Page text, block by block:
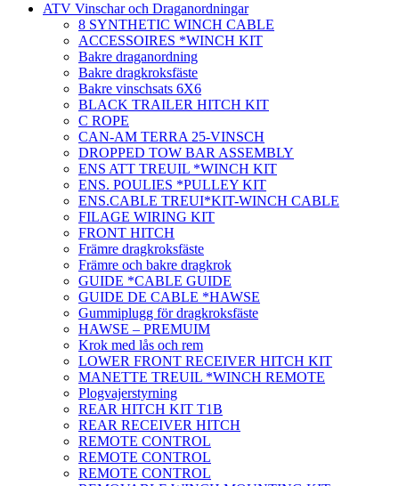
ATV Vinschar och Draganordningar
8 SYNTHETIC WINCH CABLE
ACCESSOIRES *WINCH KIT
Bakre draganordning
Bakre dragkroksfäste
Bakre vinschsats 6X6
BLACK TRAILER HITCH KIT
C ROPE
CAN-AM TERRA 25-VINSCH
DROPPED TOW BAR ASSEMBLY
ENS ATT TREUIL *WINCH KIT
ENS. POULIES *PULLEY KIT
ENS.CABLE TREUI*KIT-WINCH CABLE
FILAGE WIRING KIT
FRONT HITCH
Främre dragkroksfäste
Främre och bakre dragkrok
GUIDE *CABLE GUIDE
GUIDE DE CABLE *HAWSE
Gummiplugg för dragkroksfäste
HAWSE – PREMUIM
Krok med lås och rem
LOWER FRONT RECEIVER HITCH KIT
MANETTE TREUIL *WINCH REMOTE
Plogvajerstyrning
REAR HITCH KIT T1B
REAR RECEIVER HITCH
REMOTE CONTROL
REMOTE CONTROL
REMOTE CONTROL